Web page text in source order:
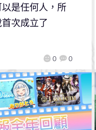
0 0
是任何人，所
次成立了